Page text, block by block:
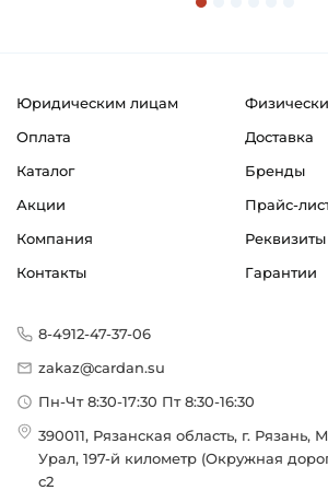
Юридическим лицам
Оплата
Доставка
Каталог
Бренды
Акции
Прайс-
Компания
Реквизиты
Контакты
Гарантии
8-4912-47-37-06
zakaz@cardan.su
Пн-Чт 8:30-17:30 Пт 8:30-16:30
390011, Рязанская область, г. Рязань,
Урал, 197-й километр (Окружная
с2